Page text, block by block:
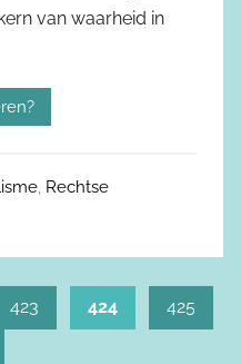
van waarheid in
, Rechtse
423 424 425